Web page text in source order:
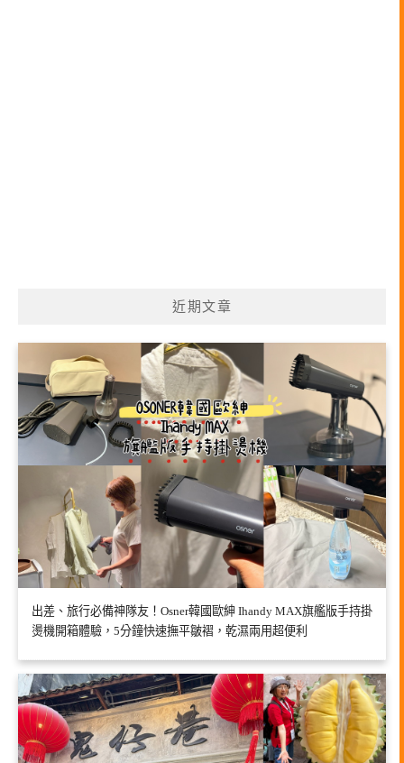
近期文章
出差、旅行必備神隊友！Osner韓國歐紳 Ihandy MAX旗艦版手持掛
燙機開箱體驗，5分鐘快速撫平皺褶，乾濕兩用超便利